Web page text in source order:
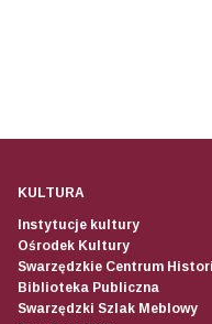
KULTURA
Instytucje kultury
Ośrodek Kultury
Swarzędzkie Centrum
Biblioteka Publiczna
Swarzędzki Szlak Meblowy